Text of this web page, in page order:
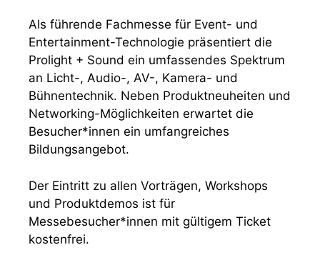
Als führende Fachmesse für Event- und
Entertainment-Technologie präsentiert die
Prolight + Sound ein umfassendes Spektrum
an Licht-, Audio-, AV-, Kamera- und
Bühnentechnik. Neben Produktneuheiten und
Networking-Möglichkeiten erwartet die
Besucher*innen ein umfangreiches
Bildungsangebot.
Der Eintritt zu allen Vorträgen, Workshops
und Produktdemos ist für
Messebesucher*innen mit gültigem Ticket
kostenfrei.